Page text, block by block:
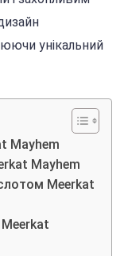
унікальний
Mayhem
Mayhem
Meerkat